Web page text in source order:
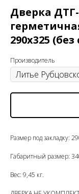
Дверка
290х325
Производитель
Размер под закладку:
Габаритный размер:
Вес: 9,45 кг.